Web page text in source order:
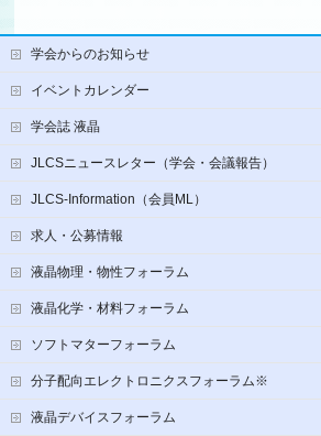
学会からのお知らせ
イベントカレンダー
学会誌 液晶
JLCSニュースレター（学会・会議報告）
JLCS-Information（会員ML）
求人・公募情報
液晶物理・物性フォーラム
液晶化学・材料フォーラム
ソフトマターフォーラム
分子配向エレクトロニクスフォーラム※
液晶デバイスフォーラム